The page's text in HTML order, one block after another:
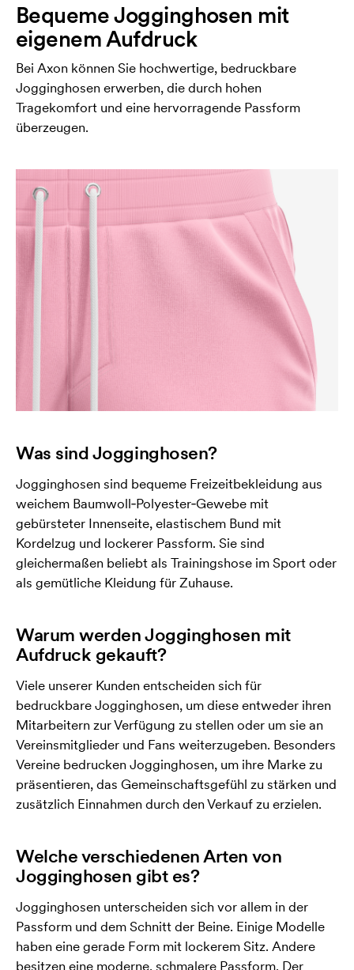
Bequeme Jogginghosen mit
eigenem Aufdruck
Bei Axon können Sie hochwertige, bedruckbare
Jogginghosen erwerben, die durch hohen
Tragekomfort und eine hervorragende Passform
überzeugen.
Was sind Jogginghosen?
Jogginghosen sind bequeme Freizeitbekleidung aus
weichem Baumwoll‑Polyester‑Gewebe mit
gebürsteter Innenseite, elastischem Bund mit
Kordelzug und lockerer Passform. Sie sind
gleichermaßen beliebt als Trainingshose im Sport oder
als gemütliche Kleidung für Zuhause.
Warum werden Jogginghosen mit
Aufdruck gekauft?
Viele unserer Kunden entscheiden sich für
bedruckbare Jogginghosen, um diese entweder ihren
Mitarbeitern zur Verfügung zu stellen oder um sie an
Vereinsmitglieder und Fans weiterzugeben. Besonders
Vereine bedrucken Jogginghosen, um ihre Marke zu
präsentieren, das Gemeinschaftsgefühl zu stärken und
zusätzlich Einnahmen durch den Verkauf zu erzielen.
Welche verschiedenen Arten von
Jogginghosen gibt es?
Jogginghosen unterscheiden sich vor allem in der
Passform und dem Schnitt der Beine. Einige Modelle
haben eine gerade Form mit lockerem Sitz. Andere
besitzen eine moderne, schmalere Passform. Der